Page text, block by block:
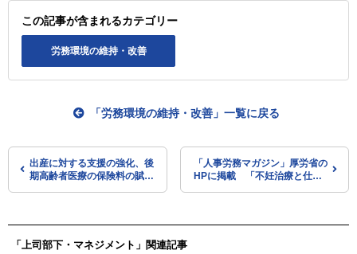
この記事が含まれるカテゴリー
労務環境の維持・改善
出産に対する支援の強化、後
期高齢者医療の保険料の賦課
「労務環境の維持・改善」一覧に戻る
「人事労務マガジン」厚労省の
HPに掲載 「不妊治療と仕事
「上司部下・マネジメント」関連記事